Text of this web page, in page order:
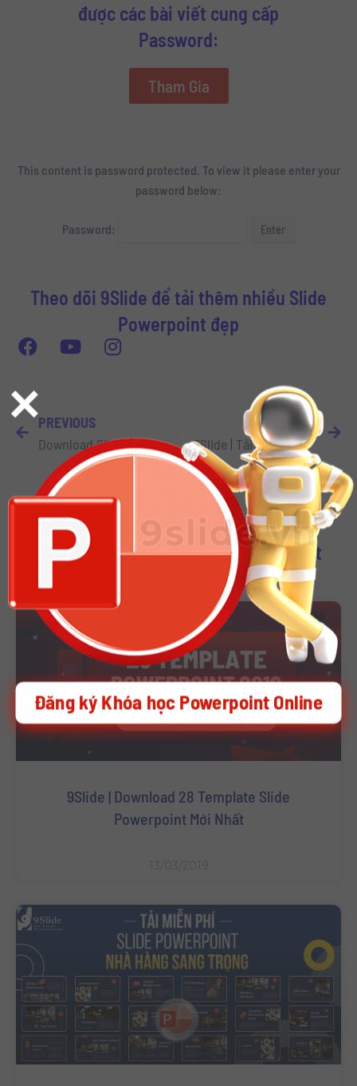
được các bài viết cung cấp
Password:
Tham Gia
This content is password protected. To view it please enter your
password below:
Password:
Theo dõi 9Slide để tải thêm nhiều Slide
Powerpoint đẹp
PREVIOUS
Download Slide Powerpoint Tết Nhâm Dần 2022 Tuyệt đẹp – Lunar New Year Slide Powerpoint Template
NEXT
9Slide | Tải Slide Powerpoint Bảng phấn tri ân Ngày Nhà giáo Việt Nam 20-11
Download Other Template Powerpoint
9Slide | Download 28 Template Slide
Powerpoint Mới Nhất
×
Đăng ký Khóa học Powerpoint Online